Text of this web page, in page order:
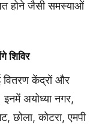
होने जैसी समस्याओं
शिविर
केंद्रों और
अयोध्या नगर,
छोला, कोटरा, एमपी